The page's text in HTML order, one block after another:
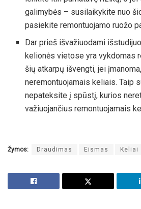
galimybės – susilaikykite nuo
pasiekite remontuojamo ruožo
Dar prieš išvažiuodami
kelionės vietose yra vykdomas
šių atkarpų išvengti, jei
neremontuojamais keliais. Taip
nepateksite į spūstį, kurios
važiuojančius remontuojamais
Žymos: Draudimas Eismas Keliai